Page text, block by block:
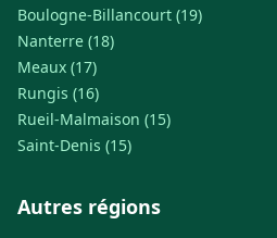
Boulogne-Billancourt (19)
Nanterre (18)
Meaux (17)
Rungis (16)
Rueil-Malmaison (15)
Saint-Denis (15)
Autres régions